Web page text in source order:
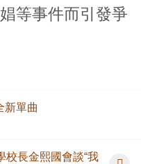
等事件而引發爭
新單曲
校長金熙國會談“我